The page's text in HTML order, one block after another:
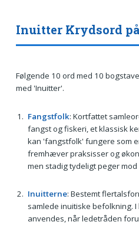
Inuitter Krydsord
Følgende 10 ord med 10
med 'Inuitter'.
Fangstfolk: Kortfattet
fangst og fiskeri, et klassisk
kan 'fangstfolk' fungere som
fremhæver praksisser og
men stadig tydeligt peger mod
Inuitterne: Bestemt
samlede inuitiske befolkning.
anvendes, når ledetråden